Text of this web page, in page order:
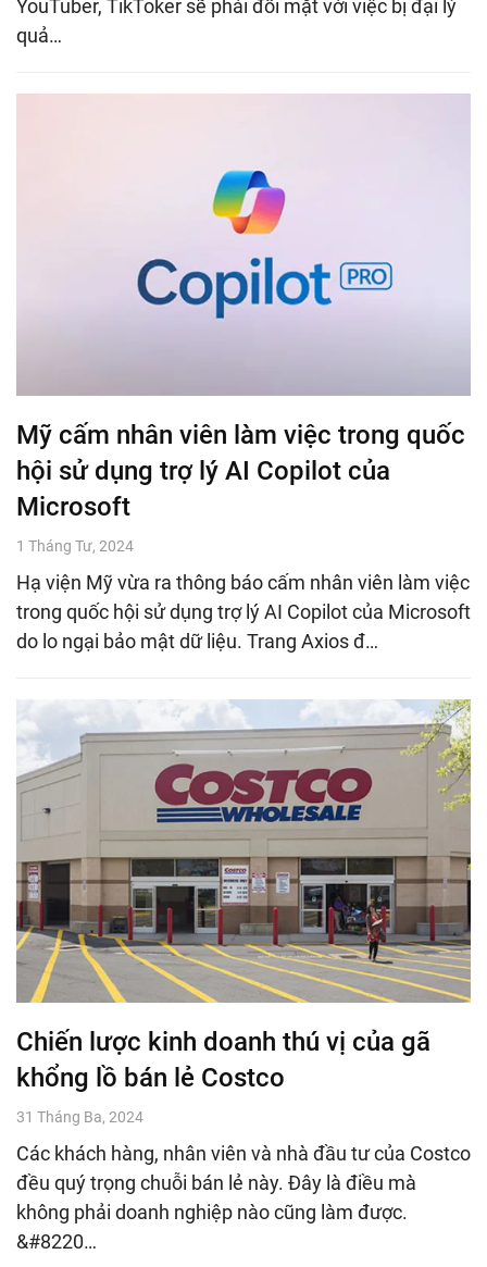
YouTuber, TikToker sẽ phải đối mặt với việc bị đại lý
quả…
Mỹ cấm nhân viên làm việc trong quốc
hội sử dụng trợ lý AI Copilot của
Microsoft
1 Tháng Tư, 2024
Hạ viện Mỹ vừa ra thông báo cấm nhân viên làm việc
trong quốc hội sử dụng trợ lý AI Copilot của Microsoft
do lo ngại bảo mật dữ liệu. Trang Axios đ…
Chiến lược kinh doanh thú vị của gã
khổng lồ bán lẻ Costco
31 Tháng Ba, 2024
Các khách hàng, nhân viên và nhà đầu tư của Costco
đều quý trọng chuỗi bán lẻ này. Đây là điều mà
không phải doanh nghiệp nào cũng làm được.
&#8220…